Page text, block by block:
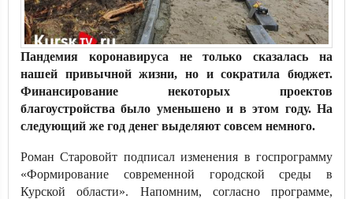
Пандемия коронавируса не только сказалась на
нашей привычной жизни, но и сократила бюджет.
Финансирование некоторых проектов
благоустройства было уменьшено и в этом году. На
следующий же год денег выделяют совсем немного.
Роман Старовойт подписал изменения в госпрограмму
«Формирование современной городской среды в
Курской области». Напомним, согласно программе,